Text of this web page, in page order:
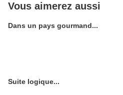
Vous aimerez aussi
Dans un pays gourmand...
Suite logique...